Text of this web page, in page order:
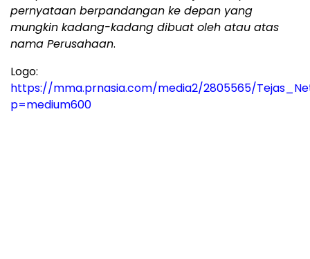
pernyataan berpandangan ke depan yang
mungkin kadang-kadang dibuat oleh atau atas
nama Perusahaan.
Logo:
https://mma.prnasia.com/media2/2805565/
p=medium600